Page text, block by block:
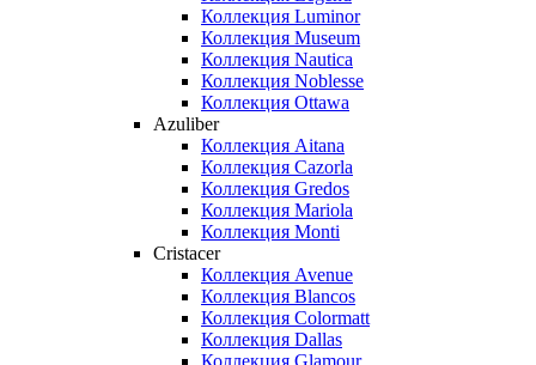
Коллекция Luminor
Коллекция Museum
Коллекция Nautica
Коллекция Noblesse
Коллекция Ottawa
Azuliber
Коллекция Aitana
Коллекция Cazorla
Коллекция Gredos
Коллекция Mariola
Коллекция Monti
Cristacer
Коллекция Avenue
Коллекция Blancos
Коллекция Colormatt
Коллекция Dallas
Коллекция Glamour